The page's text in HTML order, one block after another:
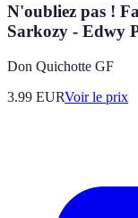
N'oubliez pas !
Sarkozy - Edwy
Don Quichotte GF
3.99 EURVoir le prix